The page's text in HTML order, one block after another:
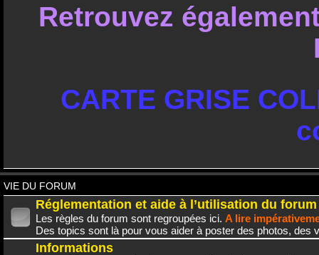
Retrouvez
CARTE GRISE
VIE DU FORUM
Réglementation et aide à l’utilisation du forum
Les règles du forum sont regroupées ici. A lire
Des topics sont là pour vous aider à poster des photos, des
Informations